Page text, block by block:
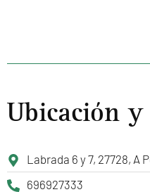
Ubicación
Labrada 6 y 7, 27728, A
696927333